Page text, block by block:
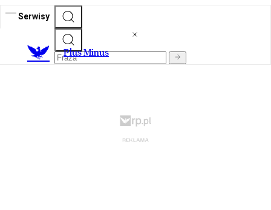
Serwisy
Plus Minus